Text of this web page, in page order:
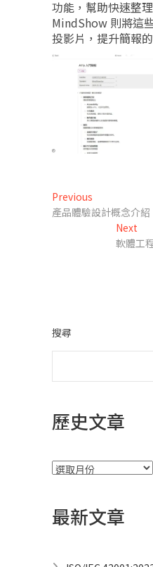
功能，幫助快速整
MindShow 則將這
投影片，提升簡報
文
章
Previous
post:
產品體驗設計概念介紹
Next
軟體工
搜尋
歷史文章
彙
最新文章